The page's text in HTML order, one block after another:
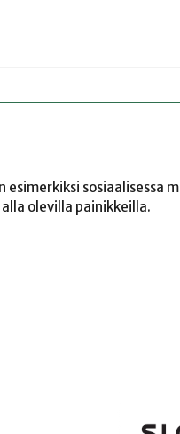
sosiaalisessa
olevilla painikkeilla.